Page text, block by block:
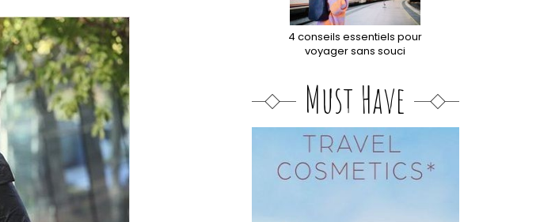
4 conseils essentiels pour
voyager sans souci
Must Have